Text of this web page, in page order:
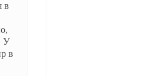
в
У
в